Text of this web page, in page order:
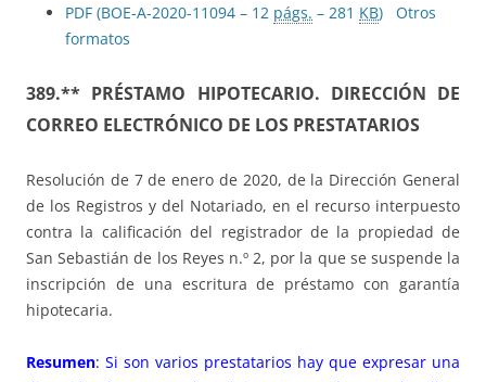
PDF (BOE-A-2020-11094 – 12 págs. – 281 KB)
Otros
formatos
389.** PRÉSTAMO HIPOTECARIO. DIRECCIÓN DE
CORREO ELECTRÓNICO DE LOS PRESTATARIOS
Resolución de 7 de enero de 2020, de la Dirección General
de los Registros y del Notariado, en el recurso interpuesto
contra la calificación del registrador de la propiedad de
San Sebastián de los Reyes n.º 2, por la que se suspende la
inscripción de una escritura de préstamo con garantía
hipotecaria.
Resumen: Si son varios prestatarios hay que expresar una